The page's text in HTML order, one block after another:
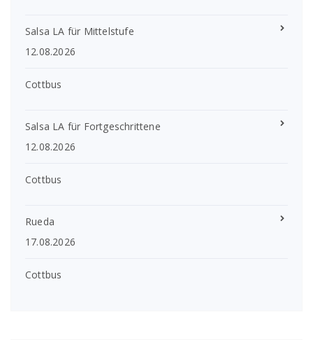
Salsa LA für Mittelstufe
12.08.2026
Cottbus
Salsa LA für Fortgeschrittene
12.08.2026
Cottbus
Rueda
17.08.2026
Cottbus